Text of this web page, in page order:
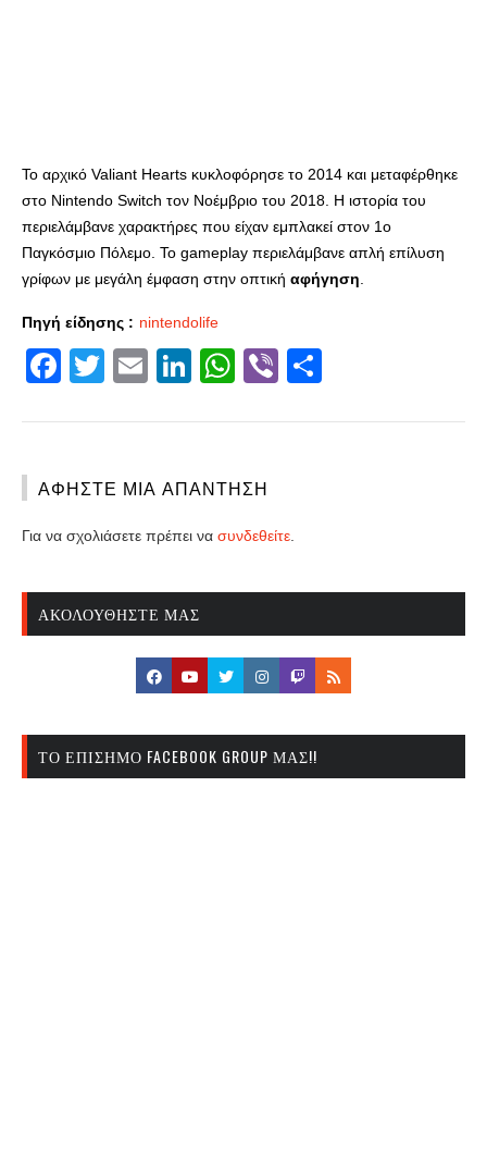
Το αρχικό Valiant Hearts κυκλοφόρησε το 2014 και μεταφέρθηκε
στο Nintendo Switch τον Νοέμβριο του 2018. Η ιστορία του
περιελάμβανε χαρακτήρες που είχαν εμπλακεί στον 1ο
Παγκόσμιο Πόλεμο. Το gameplay περιελάμβανε απλή επίλυση
γρίφων με μεγάλη έμφαση στην οπτική αφήγηση
Πηγή είδησης : nintendolife
Facebook
Twitter
EmailLinkedIn
WhatsApp
Viber
ΑΦΉΣΤΕ ΜΙΑ ΑΠΆΝΤΗΣΗ
Για να σχολιάσετε πρέπει να συνδεθείτε
ΑΚΟΛΟΥΘΉΣΤΕ ΜΑΣ
ΤΟ ΕΠΊΣΗΜΟ FACEBOOK GROUP ΜΑΣ!!